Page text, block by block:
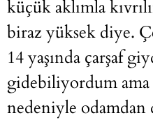
küçük aklımla
biraz yüksek diye.
14 yaşında çarşaf
gidebiliyordum ama
nedeniyle odamdan